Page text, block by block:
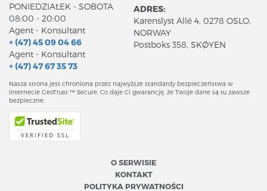
PONIEDZIAŁEK - SOBOTA
08:00 - 20:00
Agent - Konsultant
+ (47) 45 09 04 66
Agent - Konsultant
+ (47) 47 67 35 73
ADRES:
Karenslyst Allé 4, 0278 OSLO,
NORWAY
Postboks 358, SKØYEN
Nasza strona jest chroniona przez najwyższe standardy bezpieczeństwa w
internecie GeoTrust ™ Secure. Co daje Ci gwarancję, że Twoje dane są tu zawsze
bezpieczne.
O SERWISIE
KONTAKT
POLITYKA PRYWATNOŚCI